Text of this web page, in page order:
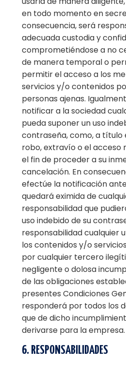
en todo momento en
consecuencia, será
adecuada custodia y
comprometiéndose a no
de manera temporal o
permitir el acceso a los
servicios y/o contenidos
personas ajenas.
notificar a la sociedad
pueda suponer un uso
contraseña, como, a título
robo, extravío o el acceso
el fin de proceder a su
cancelación. En
efectúe la notificación
quedará eximida de
responsabilidad que
uso indebido de su
responsabilidad cualquier
los contenidos y/o
por cualquier tercero
negligente o dolosa
de las obligaciones
presentes Condiciones
responderá por todos los
que de dicho
derivarse para la empresa.
6. RESPONSABILIDADES